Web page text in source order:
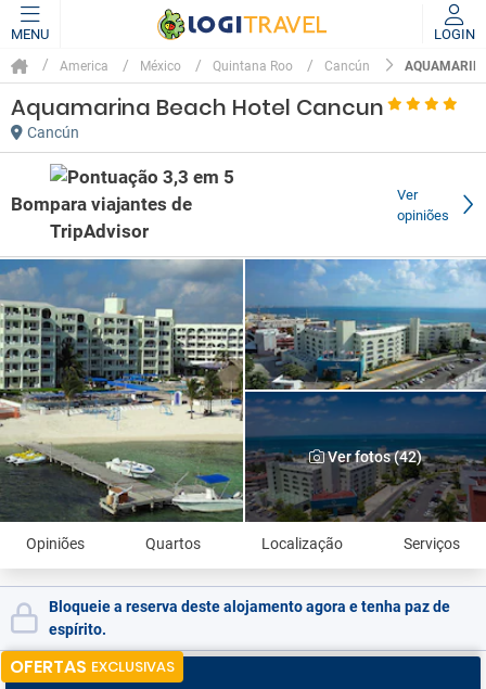
MENU LOGIN
America México Quintana Roo Cancún
Aquamarina Beach Hotel Cancun
Cancún
Bom
Ver
opiniões
Ver fotos (42)
Opiniões Quartos Localização Serviços
Bloqueie a reserva deste alojamento agora e tenha paz de
espírito.
OFERTAS EXCLUSIVAS